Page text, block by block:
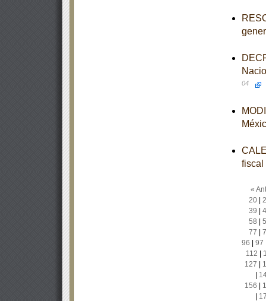
04
fiscal
«
20|
39
58
77
96
97
112
127
156